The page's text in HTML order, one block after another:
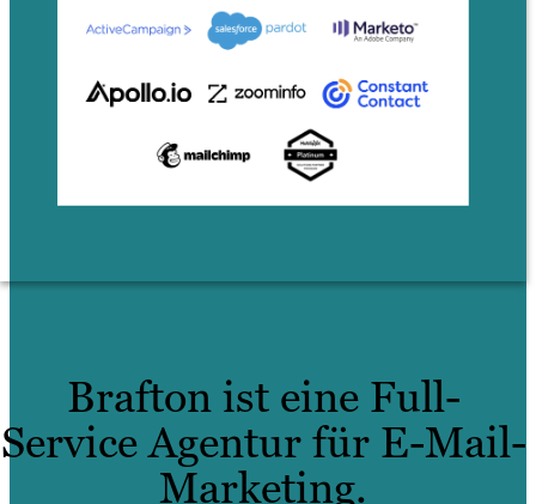
Brafton ist eine Full-
Service Agentur für E-Mail-
Marketing.